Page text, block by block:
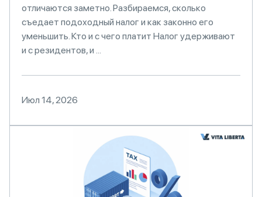
отличаются заметно. Разбираемся, сколько
съедает подоходный налог и как законно его
уменьшить. Кто и с чего платит Налог удерживают
и с резидентов, и ...
Июл 14, 2026